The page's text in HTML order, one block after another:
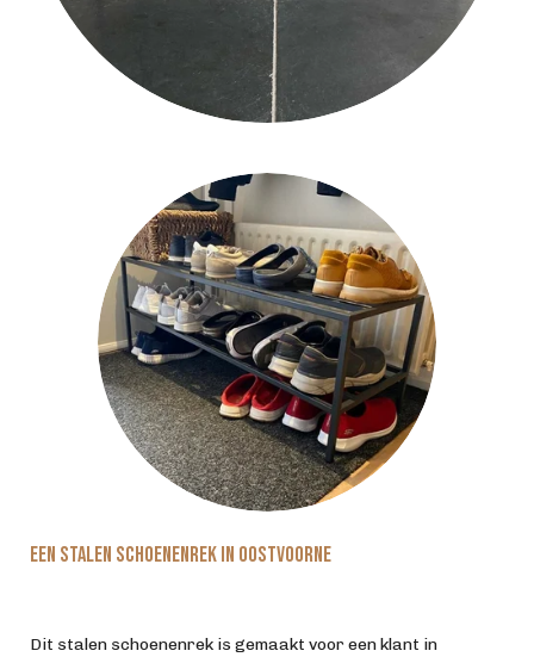
Een stalen schoenenrek in Oostvoorne
Dit stalen schoenenrek is gemaakt voor een klant in